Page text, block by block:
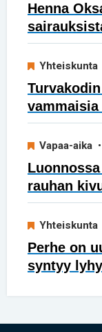
Henna
Yhteiskunta
Vapaa-aika
rauhan
Yhteiskunta
Perhe on
syntyy